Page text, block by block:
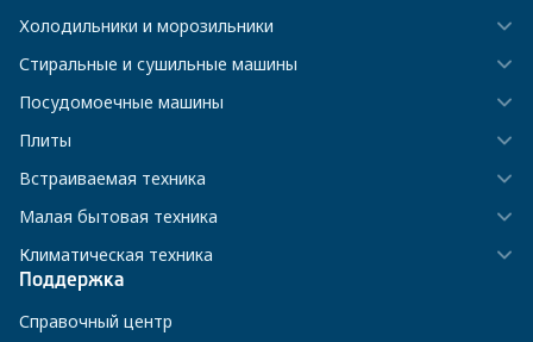
Холодильники и морозильники
Стиральные и сушильные машины
Посудомоечные машины
Плиты
Встраиваемая техника
Малая бытовая техника
Климатическая техника
Поддержка
Справочный центр